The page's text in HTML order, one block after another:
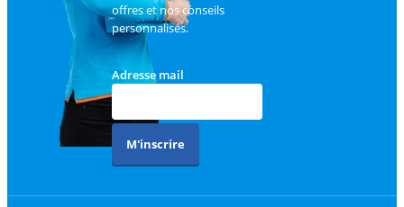
offres et nos conseils
personnalisés.
Adresse mail
M'inscrire